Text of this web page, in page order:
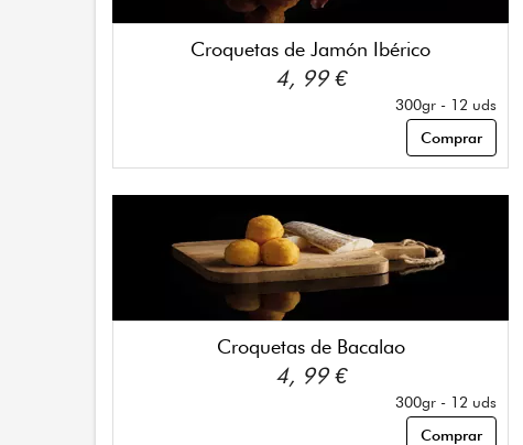
Croquetas de Jamón Ibérico
4, 99 €
300gr - 12 uds
Comprar
Croquetas de Bacalao
4, 99 €
300gr - 12 uds
Comprar